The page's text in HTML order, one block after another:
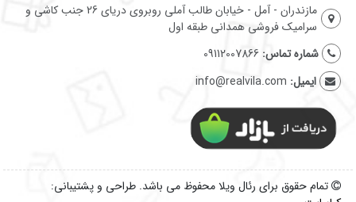
مازندران - آمل - خیابان طالب آملی روبروی دریای 26 جنب کاشی و
سرامیک فروشی همدانی طبقه اول
شماره تماس: 09112007866
ایمیل: info@realvila.com
تمام حقوق برای رئال ویلا محفوظ می باشد. طراحی و پشتیبانی: